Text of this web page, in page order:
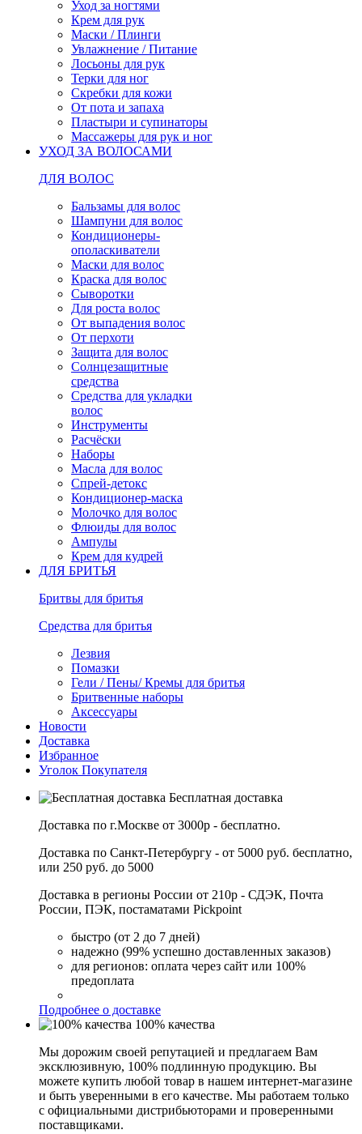
Уход за ногтями
Крем для рук
Маски / Плинги
Увлажнение / Питание
Лосьоны для рук
Терки для ног
Скребки для кожи
От пота и запаха
Пластыри и супинаторы
Массажеры для рук и ног
УХОД ЗА ВОЛОСАМИ
ДЛЯ ВОЛОС
Бальзамы для волос
Шампуни для волос
Кондиционеры-
ополаскиватели
Маски для волос
Краска для волос
Сыворотки
Для роста волос
От выпадения волос
От перхоти
Защита для волос
Солнцезащитные
средства
Средства для укладки
волос
Инструменты
Расчёски
Наборы
Масла для волос
Спрей-детокс
Кондиционер-маска
Молочко для волос
Флюиды для волос
Ампулы
Крем для кудрей
ДЛЯ БРИТЬЯ
Бритвы для бритья
Средства для бритья
Лезвия
Помазки
Гели / Пены/ Кремы для бритья
Бритвенные наборы
Аксессуары
Новости
Доставка
Избранное
Уголок Покупателя
Бесплатная доставка
Доставка по г.Москве от 3000р - бесплатно.
Доставка по Санкт-Петербургу - от 5000 руб. бесплатно,
или 250 руб. до 5000
Доставка в регионы России от 210р - СДЭК, Почта
России, ПЭК, постаматами Pickpoint
быстро (от 2 до 7 дней)
надежно (99% успешно доставленных заказов)
для регионов: оплата через сайт или 100%
предоплата
Подробнее о доставке
100% качества
Мы дорожим своей репутацией и предлагаем Вам
эксклюзивную, 100% подлинную продукцию. Вы
можете купить любой товар в нашем интернет-магазине
и быть уверенными в его качестве. Мы работаем только
с официальными дистрибьюторами и проверенными
поставщиками.